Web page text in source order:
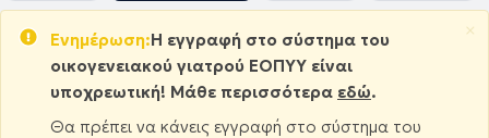
Ενημέρωση:Η εγγραφή στο σύστημα του
οικογενειακού γιατρού ΕΟΠΥΥ είναι
υποχρεωτική! Μάθε περισσότερα εδώ.
Θα πρέπει να κάνεις εγγραφή στο σύστημα του
×